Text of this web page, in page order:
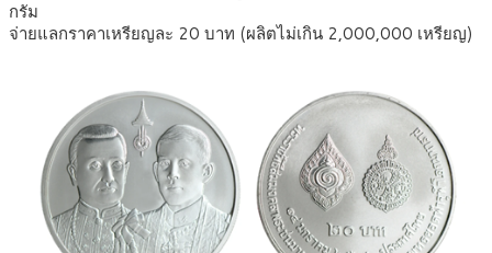
กรัม
จ่ายแลกราคาเหรียญละ 20 บาท (ผลิตไม่เกิน 2,000,000 เหรียญ)